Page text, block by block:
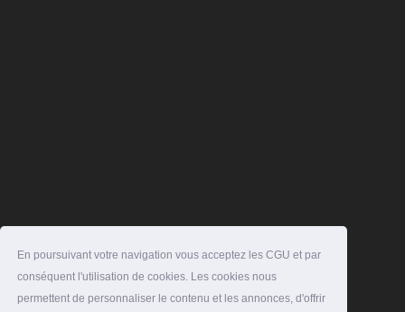
En poursuivant votre navigation vous acceptez les CGU et par
conséquent l'utilisation de cookies. Les cookies nous
permettent de personnaliser le contenu et les annonces, d'offrir